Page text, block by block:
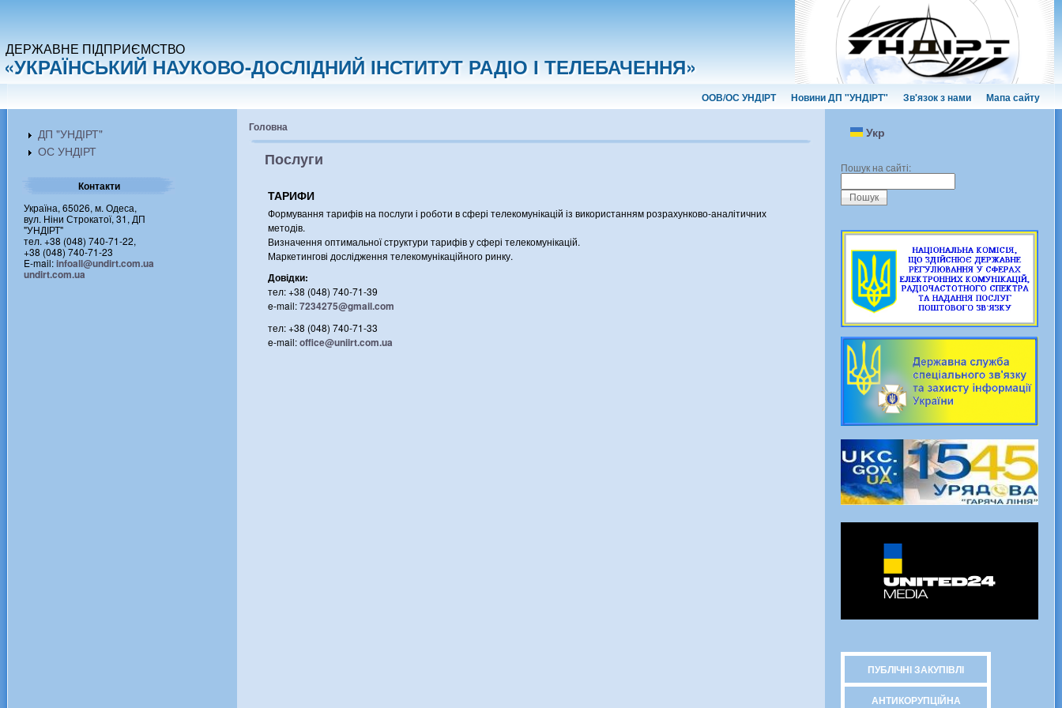
ДЕРЖАВНЕ ПІДПРИЄМСТВО
«УКРАЇНСЬКИЙ НАУКОВО-ДОСЛІДНИЙ ІНСТИТУТ РАДІО І ТЕЛЕБАЧЕННЯ»
ООВ/ОС УНДІРТ Новини ДП "УНДІРТ" Зв'язок з нами Мапа сайту
ДП "УНДІРТ"
ОС УНДІРТ
Контакти
Україна, 65026, м. Одеса,
вул. Ніни Строкатої, 31, ДП
"УНДІРТ"
тел. +38 (048) 740-71-22,
+38 (048) 740-71-23
E-mail:infoall@undirt.com.ua
undirt.com.ua
Головна
Послуги
ТАРИФИ
Формування тарифів на послуги і роботи в сфері телекомунікацій із використанням розрахунково-аналітичних
методів.
Визначення оптимальної структури тарифів у сфері телекомунікацій.
Маркетингові дослідження телекомунікаційного ринку.
Довідки:
тел: +38 (048) 740-71-39
e-mail:7234275@gmail.com
тел: +38 (048) 740-71-33
e-mail:office@uniirt.com.ua
Укр
Пошук на сайті:
ПУБЛІЧНІ ЗАКУПІВЛІ
АНТИКОРУПЦІЙНА